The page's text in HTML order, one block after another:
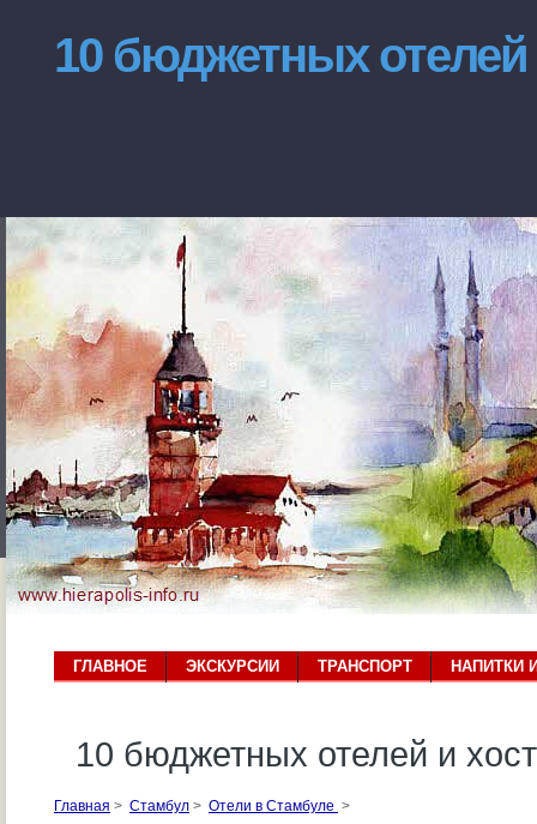
10 бюджетных отелей
ГЛАВНОЕ ЭКСКУРСИИ ТРАНСПОРТ НАПИТКИ
10 бюджетных отелей и
Главная > Стамбул > Отели в Стамбуле >